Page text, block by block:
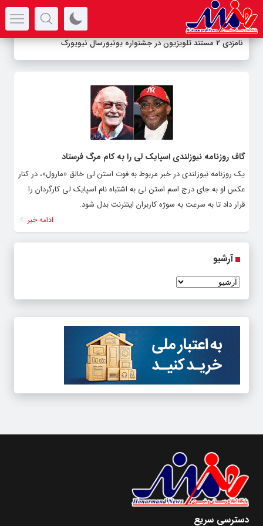
نامزدی ۲ مستند تلویزیون در جشنواره یونیورسال نیویورک
گاف روزنامه نیوزلندی اسپایک لی را به کام مرگ فرستاد
یک روزنامه نیوزلندی در خبر مربوط به فوت استن لی خالق «مارول»، در کنار
عکس او به جای درج اسم استن لی به اشتباه نام اسپایک لی کارگردان را
قرار داد تا به سرعت به سوژه کاربران اینترنت بدل شود.
ادامه خبر
آرشیو
دسترسی سریع